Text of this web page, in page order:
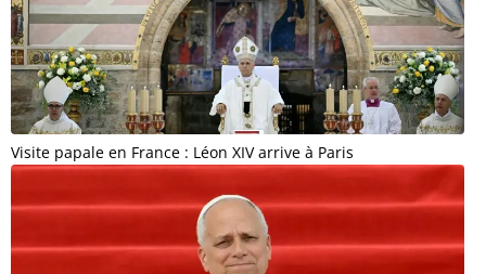
Visite papale en France : Léon XIV arrive à Paris